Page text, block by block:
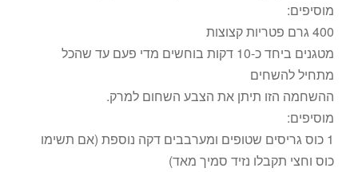
מוסיפים:
400 גרם פטריות קצוצות
מטגנים ביחד כ-10 דקות בוחשים מדי פעם עד שהכל
מתחיל להשחים
ההשחמה הזו תיתן את הצבע השחום למרק.
מוסיפים:
1 כוס גריסים שטופים ומערבבים דקה נוספת (אם תשימו
כוס וחצי תקבלו נזיד סמיך מאד)